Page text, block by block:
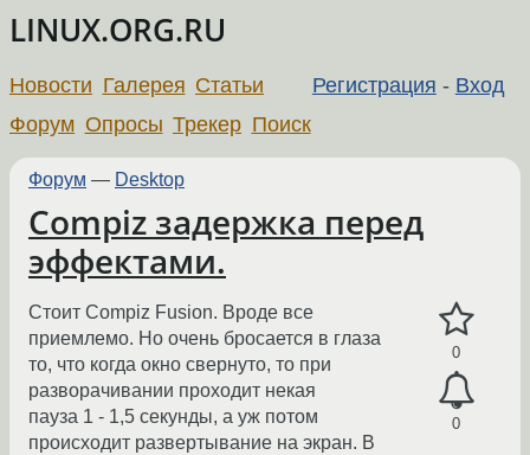
LINUX.ORG.RU
Регистрация - Вход
Новости Галерея Статьи
Форум Опросы Трекер Поиск
Форум — Desktop
Compiz задержка перед
эффектами.
0
0
Стоит Compiz Fusion. Вроде все
приемлемо. Но очень бросается в глаза
то, что когда окно свернуто, то при
разворачивании проходит некая
пауза 1 - 1,5 секунды, а уж потом
происходит развертывание на экран. В